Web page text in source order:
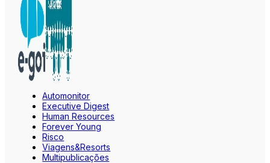
Automonitor
Executive Digest
Human Resources
Forever Young
Risco
Viagens&Resorts
Multipublicações